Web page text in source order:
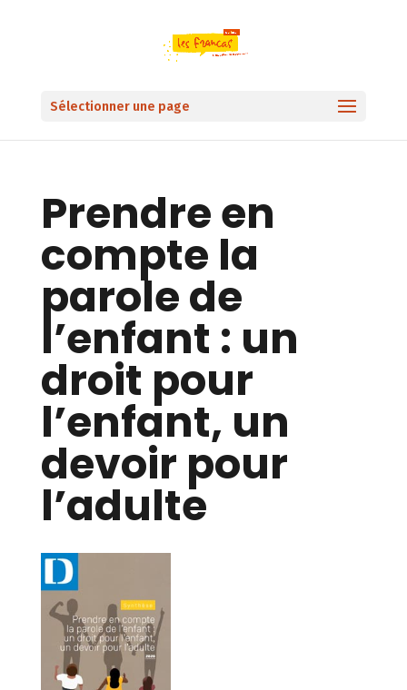
Sélectionner une page
Prendre en
compte la
parole de
l’enfant : un
droit pour
l’enfant, un
devoir pour
l’adulte